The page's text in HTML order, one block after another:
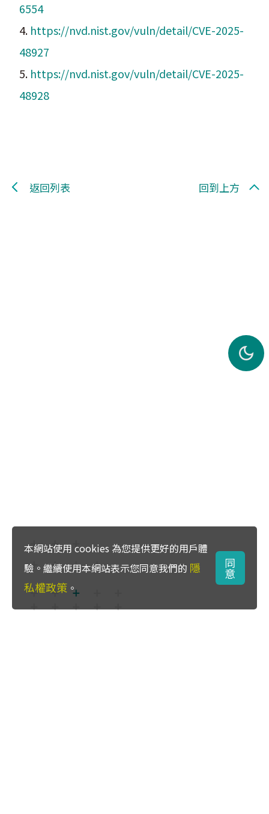
6554
4. https://nvd.nist.gov/vuln/detail/CVE-2025-
48927
5. https://nvd.nist.gov/vuln/detail/CVE-2025-
48928
返回列表 回到上方
本網站使用 cookies 為您提供更好的用戶體
驗。繼續使用本網站表示您同意我們的 隱
私權政策 。
同
意